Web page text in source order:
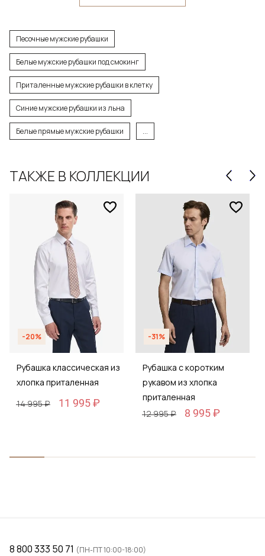
Песочные мужские рубашки
Белые мужские рубашки под смокинг
Приталенные мужские рубашки в клетку
Синие мужские рубашки из льна
Белые прямые мужские рубашки ...
ТАКЖЕ В КОЛЛЕКЦИИ
-20%
Рубашка классическая из
хлопка приталенная
14 995 ₽
11 995 ₽
-31%
Рубашка с коротким
рукавом из хлопка
приталенная
12 995 ₽
8 995 ₽
8 800 333 50 71 (ПН-ПТ 10:00-18:00)